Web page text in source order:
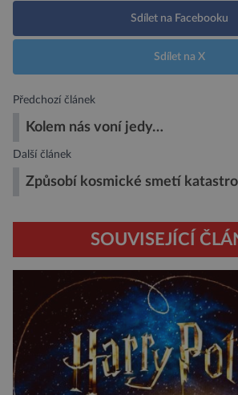
Sdílet na Facebooku
Sdílet na X
Předchozí článek
Kolem nás voní jedy…
Další článek
Způsobí kosmické smetí
SOUVISEJÍCÍ